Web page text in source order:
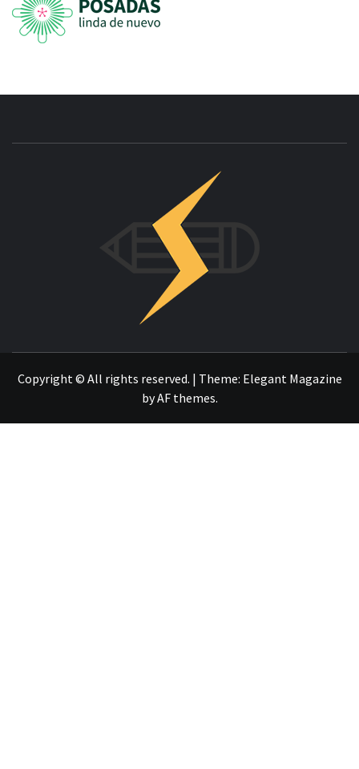
Copyright © All rights reserved. | Theme: Elegant Magazine
byAF themes.